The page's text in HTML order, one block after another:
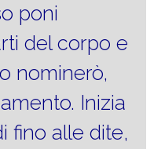
poni
del corpo e
nominerò,
Inizia
fino alle dite,